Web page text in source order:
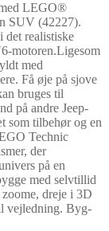
LEGO®
SUV (42227).
det realistiske
motoren.Ligesom
med
Få øje på sjove
bruges til
på andre Jeep-
som tilbehør og en
Technic
der
på en
med selvtillid
dreje i 3D
vejledning. Byg-